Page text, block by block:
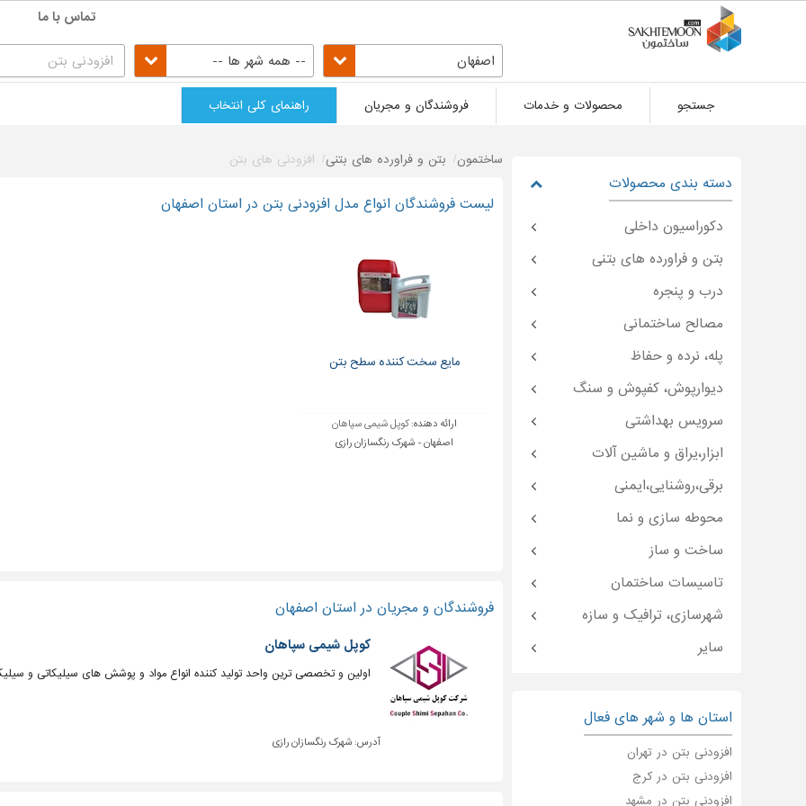
تماس با ما
اصفهان -- همه شهر ها --
جستجو محصولات و خدمات فروشندگان و مجریان راهنمای کلی انتخاب
ساختمون بتن و فراورده های بتنی افزودنی های بتن
لیست فروشندگان انواع مدل افزودنی بتن در استان اصفهان
مایع سخت کننده سطح بتن
ارائه دهنده:کوپل شیمی سپاهان
اصفهان - شهرک رنگسازان رازی
فروشندگان و مجریان در استان اصفهان
کوپل شیمی سپاهان
اولین و تخصصی ترین واحد تولید کننده انواع مواد و پوشش های سیلیکاتی و
آدرس: شهرک رنگسازان رازی
دسته بندی محصولات
دکوراسیون داخلی
بتن و فراورده های بتنی
درب و پنجره
مصالح ساختمانی
پله، نرده و حفاظ
دیوارپوش، کفپوش و سنگ
سرویس بهداشتی
ابزار،یراق و ماشین آلات
برقی،روشنایی،ایمنی
محوطه سازی و نما
ساخت و ساز
تاسیسات ساختمان
شهرسازی، ترافیک و سازه
سایر
استان ها و شهر های فعال
افزودنی بتن در تهران
افزودنی بتن در کرج
افزودنی بتن در مشهد